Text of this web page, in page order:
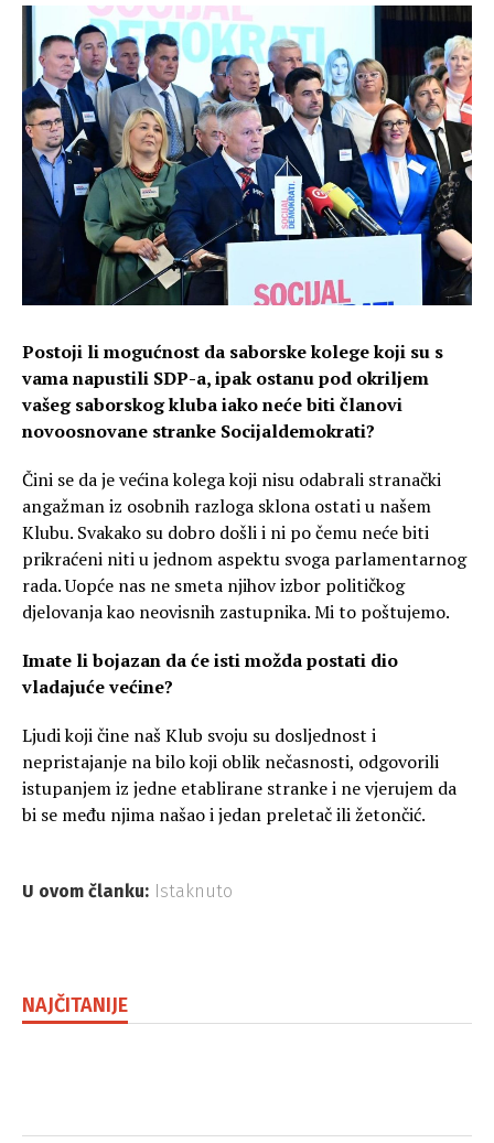
Postoji li mogućnost da saborske kolege koji su s
vama napustili SDP-a, ipak ostanu pod okriljem
vašeg saborskog kluba iako neće biti članovi
novoosnovane stranke Socijaldemokrati?
Čini se da je većina kolega koji nisu odabrali stranački
angažman iz osobnih razloga sklona ostati u našem
Klubu. Svakako su dobro došli i ni po čemu neće biti
prikraćeni niti u jednom aspektu svoga parlamentarnog
rada. Uopće nas ne smeta njihov izbor političkog
djelovanja kao neovisnih zastupnika. Mi to poštujemo.
Imate li bojazan da će isti možda postati dio
vladajuće većine?
Ljudi koji čine naš Klub svoju su dosljednost i
nepristajanje na bilo koji oblik nečasnosti, odgovorili
istupanjem iz jedne etablirane stranke i ne vjerujem da
bi se među njima našao i jedan preletač ili žetončić.
U ovom članku: Istaknuto
NAJČITANIJE